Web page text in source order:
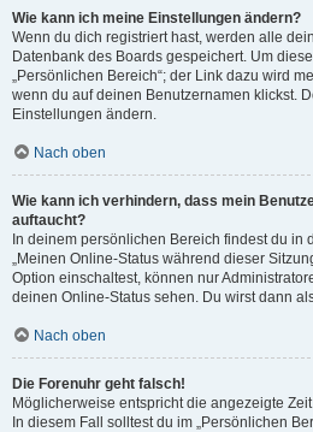
Wie kann ich meine Einstellungen ändern?
Wenn du dich registriert hast, werden alle
Datenbank des Boards gespeichert. Um
„Persönlichen Bereich“; der Link dazu wird
wenn du auf deinen Benutzernamen klickst.
Einstellungen ändern.
Nach oben
Wie kann ich verhindern, dass mein
auftaucht?
In deinem persönlichen Bereich findest du in
„Meinen Online-Status während dieser
Option einschaltest, können nur
deinen Online-Status sehen. Du wirst dann
Nach oben
Die Forenuhr geht falsch!
Möglicherweise entspricht die angezeigte
In diesem Fall solltest du im „Persönlichen